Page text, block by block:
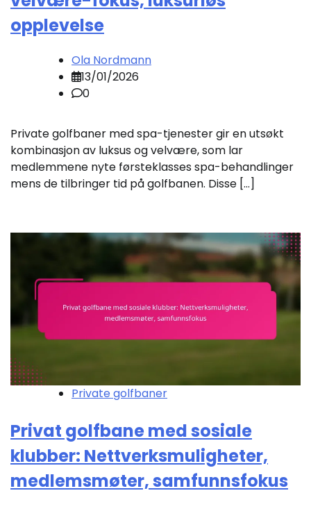
opplevelse
Ola Nordmann
13/01/2026
0
Private golfbaner med spa-tjenester gir en utsøkt
kombinasjon av luksus og velvære, som lar
medlemmene nyte førsteklasses spa-behandlinger
mens de tilbringer tid på golfbanen. Disse […]
Private golfbaner
Privat golfbane med sosiale
klubber: Nettverksmuligheter,
medlemsmøter, samfunnsfokus